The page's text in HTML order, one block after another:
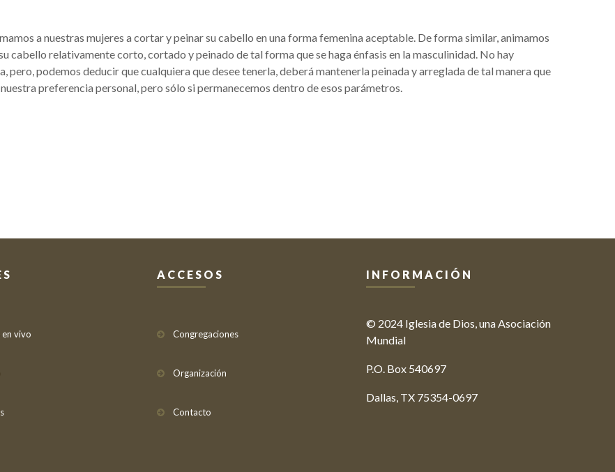
a nuestras mujeres a cortar y peinar su cabello en una forma femenina aceptable. De forma similar, animamos
cabello relativamente corto, cortado y peinado de tal forma que se haga énfasis en la masculinidad. No hay
podemos deducir que cualquiera que desee tenerla, deberá mantenerla peinada y arreglada de tal manera que
preferencia personal, pero sólo si permanecemos dentro de esos parámetros.
en vivo
ACCESOS
Congregaciones
Organización
Contacto
INFORMACIÓN
© 2024 Iglesia de Dios, una Asociación
Mundial
P.O. Box 540697
Dallas, TX 75354-0697